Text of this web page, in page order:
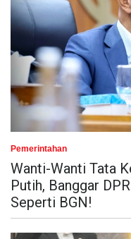
Pemerintahan
Wanti-Wanti Tata
Putih, Banggar
Seperti BGN!